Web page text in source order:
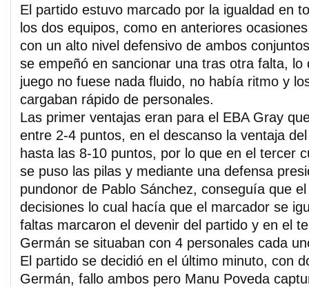
El partido estuvo marcado por la igualdad en
los dos equipos, como en anteriores
con un alto nivel defensivo de ambos
se empeñó en sancionar una tras otra falta, lo
juego no fuese nada fluido, no había ritmo y
cargaban rápido de personales.
Las primer ventajas eran para el EBA Gray
entre 2-4 puntos, en el descanso la ventaja
hasta las 8-10 puntos, por lo que en el tercer
se puso las pilas y mediante una defensa
pundonor de Pablo Sánchez, conseguía que
decisiones lo cual hacía que el marcador se
faltas marcaron el devenir del partido y en el
Germán se situaban con 4 personales cada
El partido se decidió en el último minuto, con
Germán, fallo ambos pero Manu Poveda